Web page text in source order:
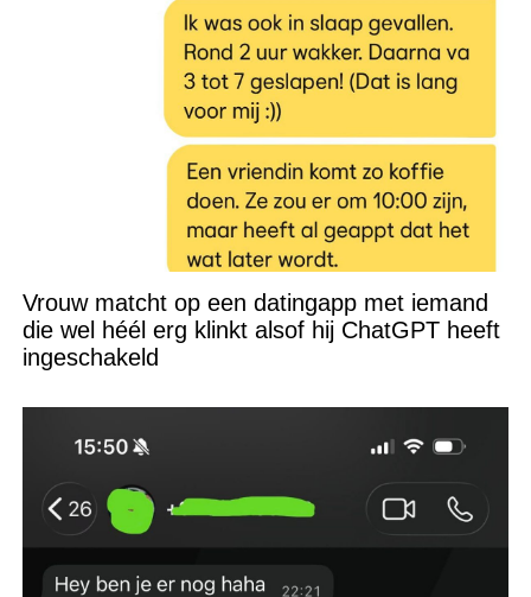
Vrouw matcht op een datingapp met iemand
die wel héél erg klinkt alsof hij ChatGPT heeft
ingeschakeld